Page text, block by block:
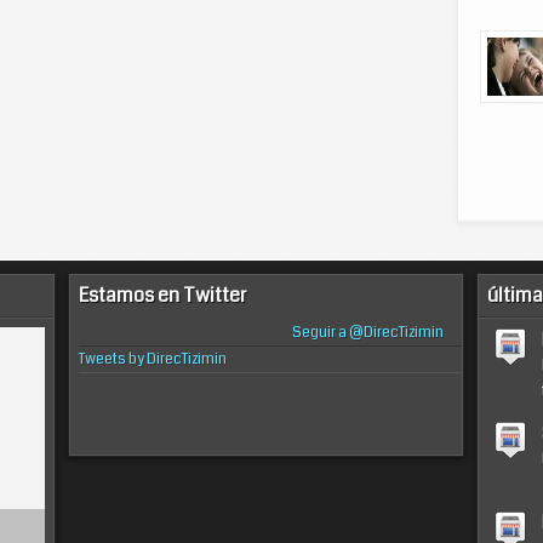
Estamos en Twitter
Seguir a @DirecTizimin
Tweets by DirecTizimin